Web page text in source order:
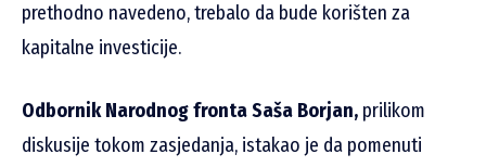
prethodno navedeno, trebalo da bude korišten za
kapitalne investicije.
Odbornik Narodnog fronta Saša Borjan, prilikom
diskusije tokom zasjedanja, istakao je da pomenuti